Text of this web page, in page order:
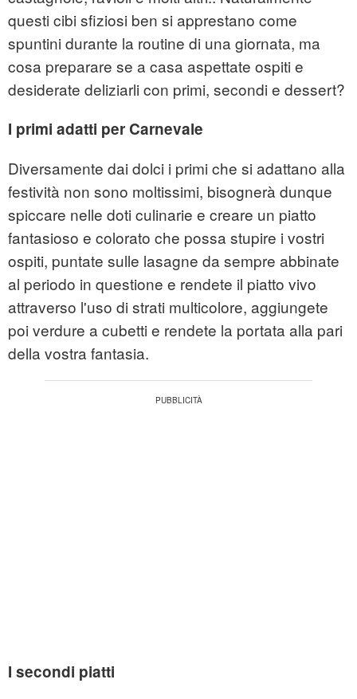
questi cibi sfiziosi ben si apprestano come
spuntini durante la routine di una giornata, ma
cosa preparare se a casa aspettate ospiti e
desiderate deliziarli con primi, secondi e dessert?
I primi adatti per Carnevale
Diversamente dai dolci i primi che si adattano alla
festività non sono moltissimi, bisognerà dunque
spiccare nelle doti culinarie e creare un piatto
fantasioso e colorato che possa stupire i vostri
ospiti, puntate sulle lasagne da sempre abbinate
al periodo in questione e rendete il piatto vivo
attraverso l'uso di strati multicolore, aggiungete
poi verdure a cubetti e rendete la portata alla pari
della vostra fantasia.
I secondi piatti